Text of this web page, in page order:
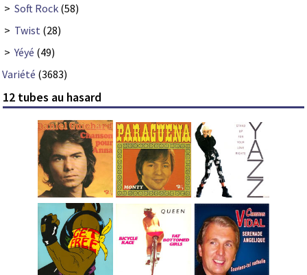
> Soft Rock (58)
> Twist (28)
>Yéyé (49)
Variété (3683)
12 tubes au hasard